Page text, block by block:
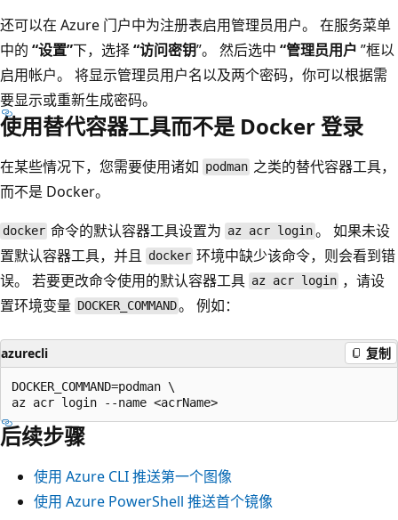
还可以在 Azure 门户中为注册表启用管理员用户。 在服务菜单
中的 “设置”下，选择“访问密钥”。 然后选中 “管理员用户 ”框以
启用帐户。 将显示管理员用户名以及两个密码，你可以根据需
要显示或重新生成密码。
使用替代容器工具而不是 Docker 登录
在某些情况下，您需要使用诸如 podman 之类的替代容器工具，
而不是 Docker。
docker 命令的默认容器工具设置为 az acr login。 如果未设
置默认容器工具，并且 docker 环境中缺少该命令，则会看到错
误。 若要更改命令使用的默认容器工具 az acr login ，请设
置环境变量 DOCKER_COMMAND。 例如：
azurecli 复制
DOCKER_COMMAND=podman \
后续步骤
使用 Azure CLI 推送第一个图像
使用 Azure PowerShell 推送首个镜像